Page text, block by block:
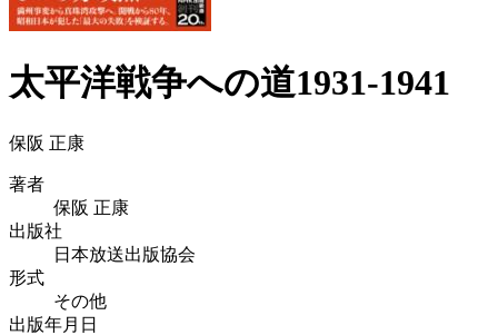
太平洋戦争への道1931-1941
保阪 正康
著者
保阪 正康
出版社
日本放送出版協会
形式
その他
出版年月日